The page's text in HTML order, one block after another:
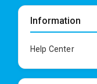
Information
Help Center